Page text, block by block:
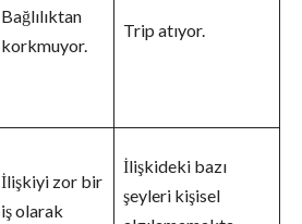
Bağlılıktan
korkmuyor.
Trip atıyor.
İlişkiyi zor bir
iş olarak
İlişkideki bazı
şeyleri kişisel